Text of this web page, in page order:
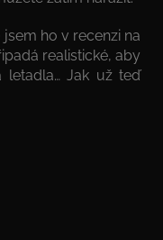
ho v recenzi na
realistické, aby
letadla… Jak už teď